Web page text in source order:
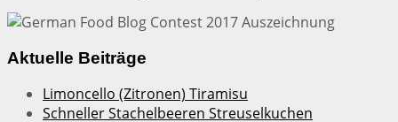
Aktuelle Beiträge
Limoncello (Zitronen) Tiramisu
Schneller Stachelbeeren Streuselkuchen